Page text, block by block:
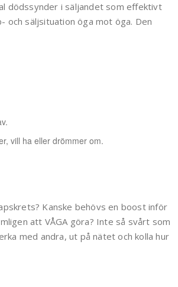
dödssynder i säljandet som effektivt
och säljsituation öga mot öga. Den
vill ha eller drömmer om.
Kanske behövs en boost inför
att VÅGA göra? Inte så svårt som
med andra, ut på nätet och kolla hur